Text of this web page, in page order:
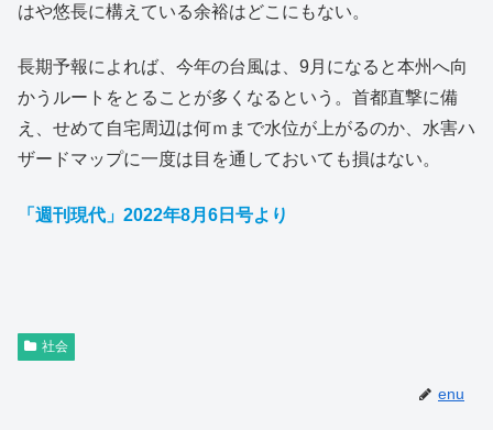
はや悠長に構えている余裕はどこにもない。
長期予報によれば、今年の台風は、9月になると本州へ向
かうルートをとることが多くなるという。首都直撃に備
え、せめて自宅周辺は何ｍまで水位が上がるのか、水害ハ
ザードマップに一度は目を通しておいても損はない。
「週刊現代」2022年8月6日号より
社会
enu